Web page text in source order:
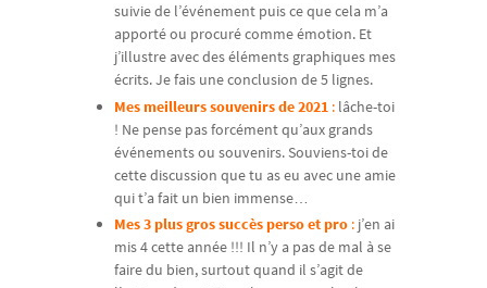
suivie de l’événement puis ce que cela m’a
apporté ou procuré comme émotion. Et
j’illustre avec des éléments graphiques mes
écrits. Je fais une conclusion de 5 lignes.
Mes meilleurs souvenirs de 2021 : lâche-toi
! Ne pense pas forcément qu’aux grands
événements ou souvenirs. Souviens-toi de
cette discussion que tu as eu avec une amie
qui t’a fait un bien immense…
Mes 3 plus gros succès perso et pro : j’en ai
mis 4 cette année !!! Il n’y a pas de mal à se
faire du bien, surtout quand il s’agit de